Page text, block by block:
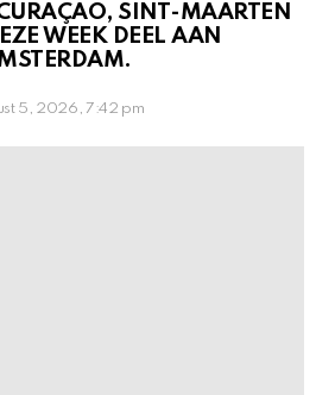
SINT-MAARTEN
WEEK DEEL AAN
5, 2026, 7:42 pm